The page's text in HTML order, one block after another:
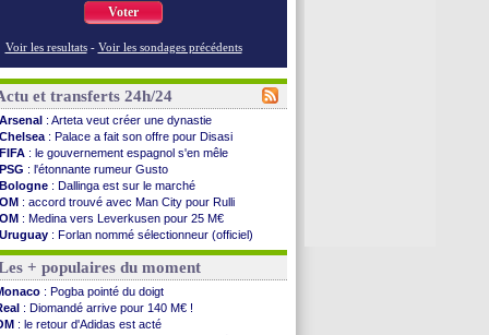
Voter
Voir les resultats - Voir les sondages précédents
et transferts 24h/24
Arsenal : Arteta veut créer une dynastie
Chelsea : Palace a fait son offre pour Disasi
FIFA : le gouvernement espagnol s'en mêle
PSG : l'étonnante rumeur Gusto
Bologne : Dallinga est sur le marché
OM : accord trouvé avec Man City pour Rulli
OM : Medina vers Leverkusen pour 25 M€
Uruguay : Forlan nommé sélectionneur (officiel)
Séville: Juanlu signe à Bournemouth (officiel)
PSG : Ndjantou heureux d'avoir rejoué
Real: Diomandé pour 140 M€ ! (officiel)
Man City : Rodri préfère le Barça au Real !
Rennes: Aït Boudlal veut rejoindre Fulham
+ populaires du moment
: Pogba pointé du doigt
: Diomandé arrive pour 140 M€ !
: le retour d'Adidas est acté